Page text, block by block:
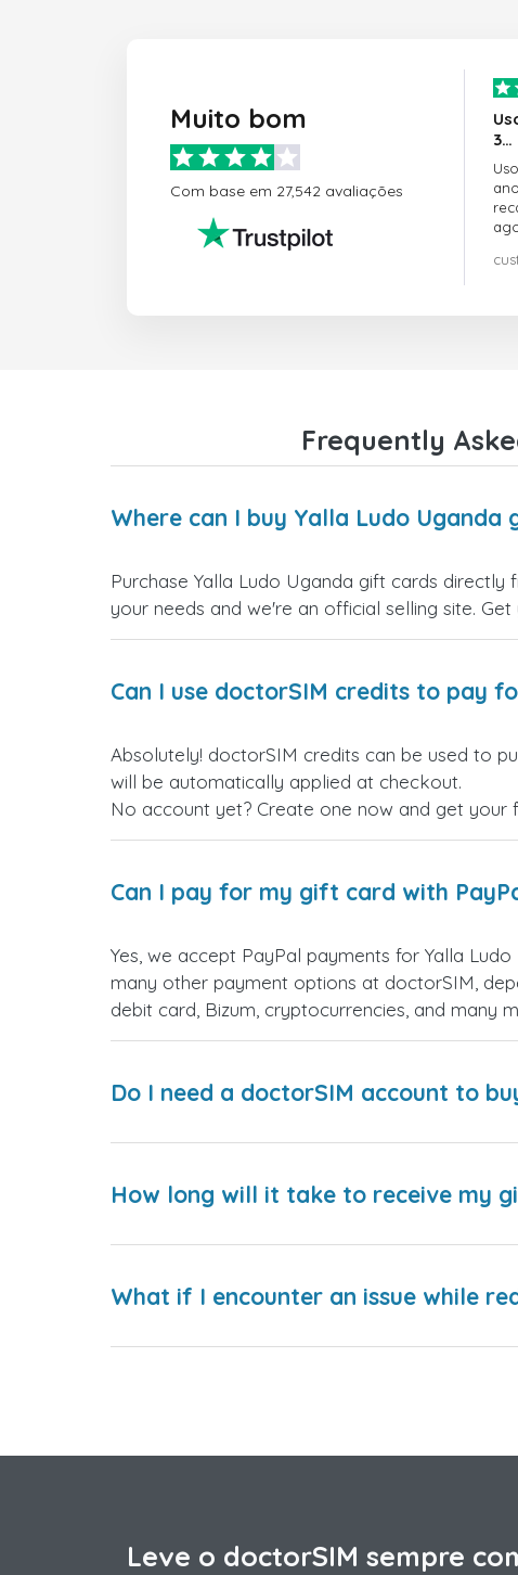
Muito bom
Com base em 27,542 avaliações
3…
Frequently
Where can I buy Yalla Ludo Uganda
Purchase Yalla Ludo Uganda gift cards
your needs and we're an official selling site.
Can I use doctorSIM credits to pay
Absolutely! doctorSIM credits can be used to
will be automatically applied at checkout.
No account yet? Create one now and get your
Can I pay for my gift card with
Yes, we accept PayPal payments for Yalla
many other payment options at doctorSIM,
debit card, Bizum, cryptocurrencies, and many
Do I need a doctorSIM account to
How long will it take to receive my
What if I encounter an issue while
Leve o doctorSIM sempre